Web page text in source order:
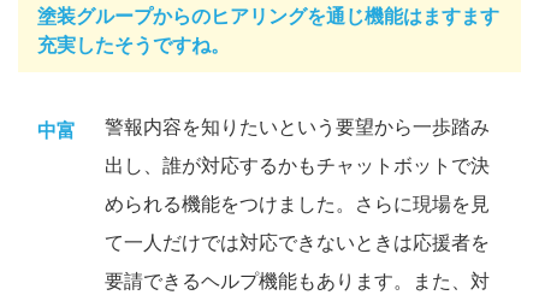
塗装グループからのヒアリングを通じ機能はますます
充実したそうですね。
中富
警報内容を知りたいという要望から一歩踏み
出し、誰が対応するかもチャットボットで決
められる機能をつけました。さらに現場を見
て一人だけでは対応できないときは応援者を
要請できるヘルプ機能もあります。また、対